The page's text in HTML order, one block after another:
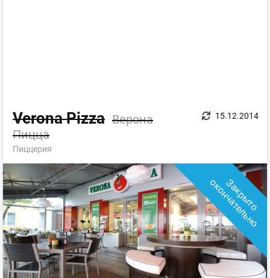
Verona Pizza Верона
Пицца
Пиццерия
15.12.2014
З
а
к
р
ы
т
о
о
к
о
н
ч
а
т
е
л
ь
н
о